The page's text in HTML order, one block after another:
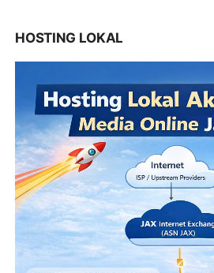
HOSTING LOKAL